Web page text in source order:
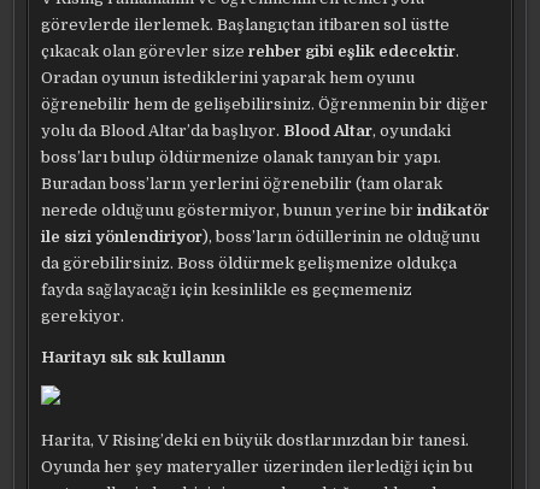
görevlerde ilerlemek. Başlangıçtan itibaren sol üstte
çıkacak olan görevler sizerehber gibi eşlik edecektir.
Oradan oyunun istediklerini yaparak hem oyunu
öğrenebilir hem de gelişebilirsiniz. Öğrenmenin bir diğer
yolu da Blood Altar’da başlıyor. Blood Altar, oyundaki
boss’ları bulup öldürmenize olanak tanıyan bir yapı.
Buradan boss’ların yerlerini öğrenebilir (tam olarak
nerede olduğunu göstermiyor, bunun yerine birindikatör
ile sizi yönlendiriyor), boss’ların ödüllerinin ne olduğunu
da görebilirsiniz. Boss öldürmek gelişmenize oldukça
fayda sağlayacağı için kesinlikle es geçmemeniz
gerekiyor.
Haritayı sık sık kullanın
Harita, V Rising’deki en büyük dostlarınızdan bir tanesi.
Oyunda her şey materyaller üzerinden ilerlediği için bu